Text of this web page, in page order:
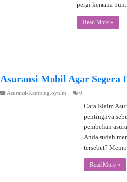
pergi kemana
Read More »
Mobil Agar Segera
Asuransi-KambingJoynim 0
Cara Klaim
pentingnya
pembelian
Anda sudah
tersebut?
Read More »